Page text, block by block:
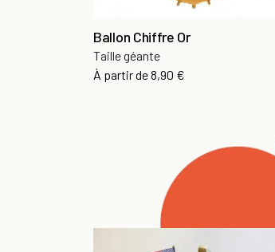
Ballon Chiffre Or
Taille géante
À partir dePrix
8,90 €